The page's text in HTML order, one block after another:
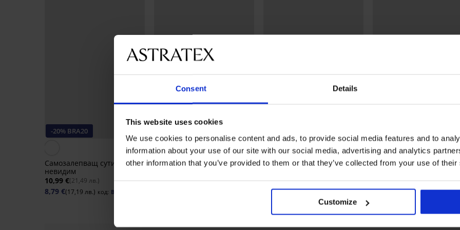
Consent Details
This website uses cookies
We use cookies to personalise content and ads, to provide social media features and to
information about your use of our site with our social media, advertising and analytics
other information that you’ve provided to them or that they’ve collected from your use of
Customize
-20% BRA20
Самозалепващ сутиен III
невидим
10,99 €(21,49 лв.)
8,79 €(17,19 лв.) код: BRA20
5
Силиконов сутиен без
18,99 €(37,14 лв.)
Самозалепващ сутиен
15,99 €(31,27 лв.)
12,79 €(25,02 лв.) код: BRA20
Самозалепващ сутиен II
20,99 €(41,05 лв.)
16,79 €(32,84 лв.) код: BRA20